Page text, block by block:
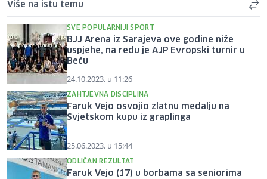
Više na istu temu
SVE POPULARNIJI SPORT
BJJ Arena iz Sarajeva ove godine niže
uspjehe, na redu je AJP Evropski turnir u
Beču
24.10.2023. u 11:26
ZAHTJEVNA DISCIPLINA
Faruk Vejo osvojio zlatnu medalju na
Svjetskom kupu iz graplinga
25.06.2023. u 15:44
ODLIČAN REZULTAT
Faruk Vejo (17) u borbama sa seniorima